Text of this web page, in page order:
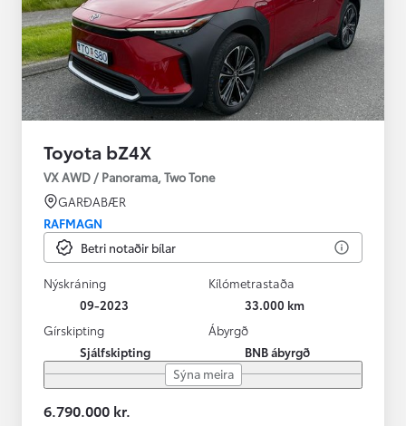
Toyota bZ4X
VX AWD / Panorama, Two Tone
GARÐABÆR
RAFMAGN
Betri notaðir bílar
Nýskráning
09-2023
Kílómetrastaða
33.000 km
Gírskipting
Sjálfskipting
Ábyrgð
BNB ábyrgð
Sýna meira
6.790.000 kr.